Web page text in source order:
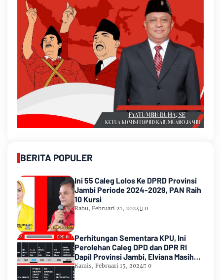
BERITA POPULER
Ini 55 Caleg Lolos Ke DPRD Provinsi
Jambi Periode 2024-2029, PAN Raih
10 Kursi
Rabu, Februari 21, 2024 0
Perhitungan Sementara KPU, Ini
Perolehan Caleg DPD dan DPR RI
Dapil Provinsi Jambi, Elviana Masih
Urutan Kedua Teratas
Kamis, Februari 15, 2024 0